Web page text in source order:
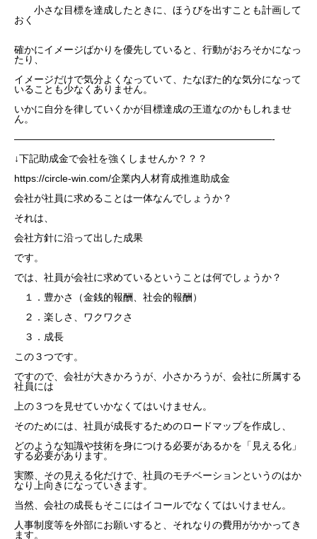
小さな目標を達成したときに、ほうびを出すことも計画して
おく
確かにイメージばかりを優先していると、行動がおろそかになっ
たり、
イメージだけで気分よくなっていて、たなぼた的な気分になって
いることも少なくありません。
いかに自分を律していくかが目標達成の王道なのかもしれませ
ん。
——————————————————————————-
↓下記助成金で会社を強くしませんか？？？
https://circle-win.com/企業内人材育成推進助成金
会社が社員に求めることは一体なんでしょうか？
それは、
会社方針に沿って出した成果
です。
では、社員が会社に求めているということは何でしょうか？
１．豊かさ（金銭的報酬、社会的報酬）
２．楽しさ、ワクワクさ
３．成長
この３つです。
ですので、会社が大きかろうが、小さかろうが、会社に所属する
社員には
上の３つを見せていかなくてはいけません。
そのためには、社員が成長するためのロードマップを作成し、
どのような知識や技術を身につける必要があるかを「見える化」
する必要があります。
実際、その見える化だけで、社員のモチベーションというのはか
なり上向きになっていきます。
当然、会社の成長もそこにはイコールでなくてはいけません。
人事制度等を外部にお願いすると、それなりの費用がかかってき
ます。